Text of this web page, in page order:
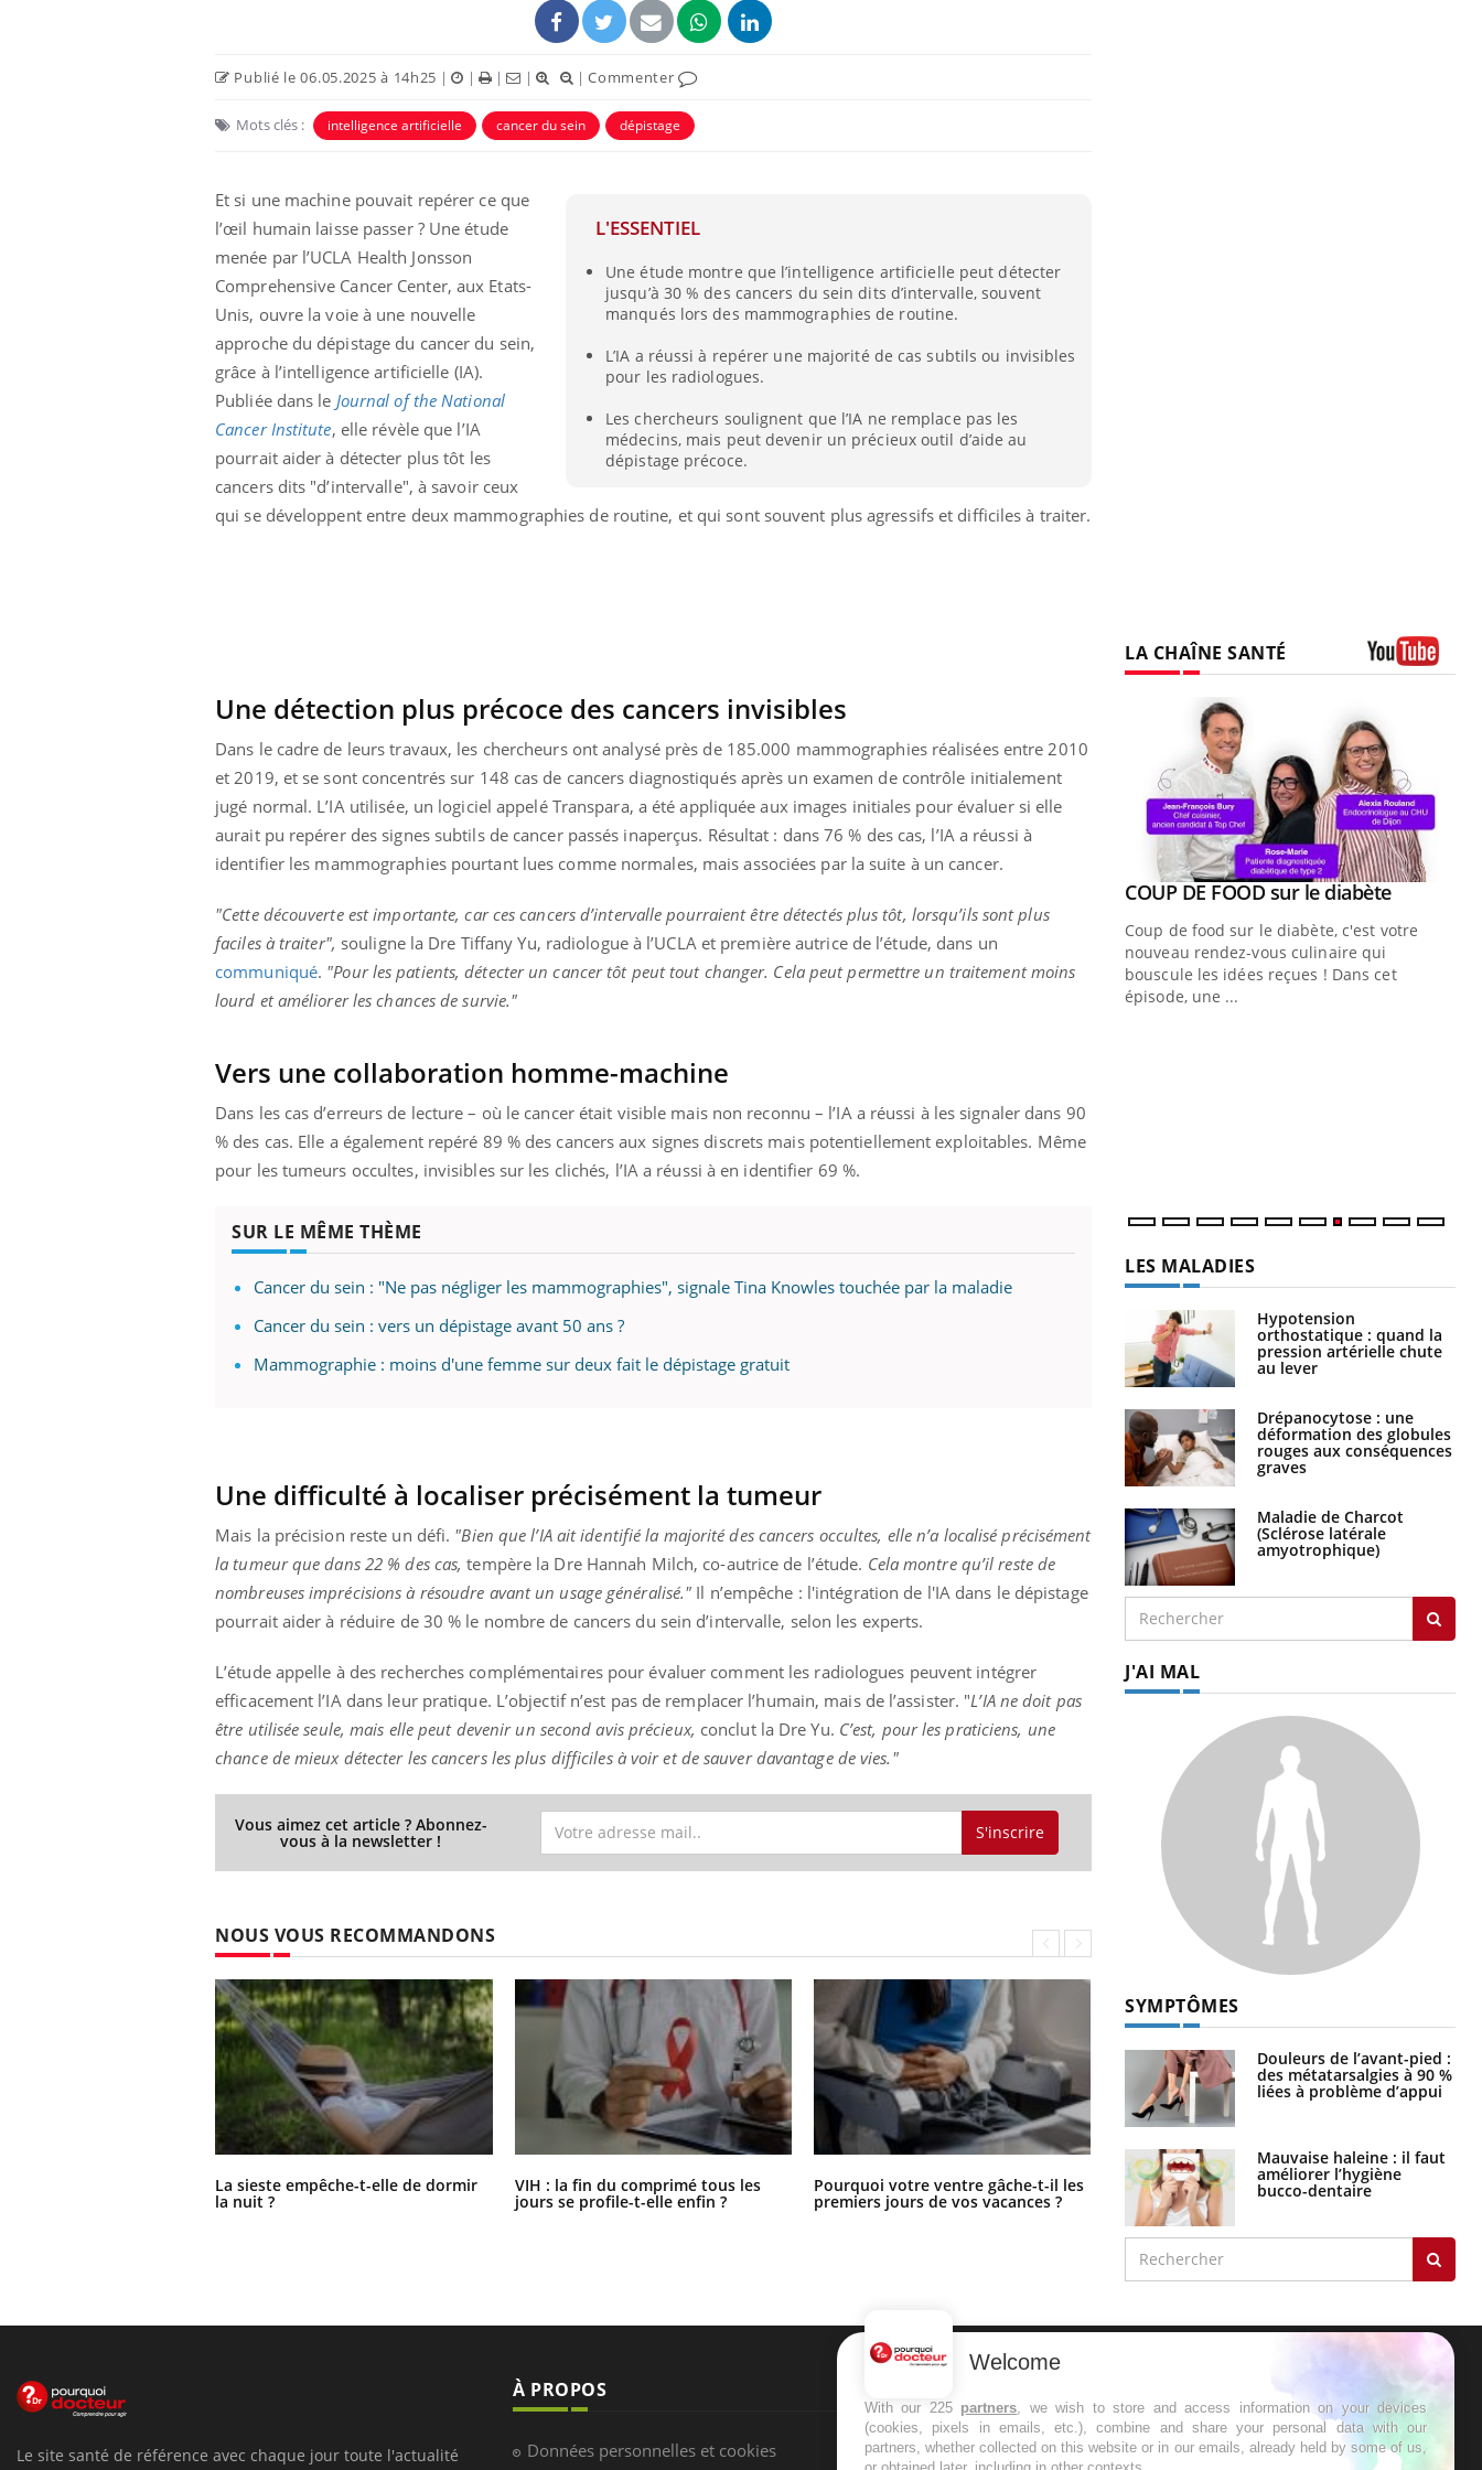
Publié le 06.05.2025 à 14h25 | | | | |Commenter
Mots clés : intelligence artificielle cancer du sein dépistage
L'ESSENTIEL
Une étude montre que l’intelligence artificielle peut détecter
jusqu’à 30 % des cancers du sein dits d’intervalle, souvent
manqués lors des mammographies de routine.
L’IA a réussi à repérer une majorité de cas subtils ou invisibles
pour les radiologues.
Les chercheurs soulignent que l’IA ne remplace pas les
médecins, mais peut devenir un précieux outil d’aide au
dépistage précoce.
Et si une machine pouvait repérer ce que
l’œil humain laisse passer ? Une étude
menée par l’UCLA Health Jonsson
Comprehensive Cancer Center, aux Etats-
Unis, ouvre la voie à une nouvelle
approche du dépistage du cancer du sein,
grâce à l’intelligence artificielle (IA).
Publiée dans le Journal of the National
Cancer Institute, elle révèle que l’IA
pourrait aider à détecter plus tôt les
cancers dits "d’intervalle", à savoir ceux
qui se développent entre deux mammographies de routine, et qui sont souvent plus agressifs et difficiles à traiter.
Une détection plus précoce des cancers invisibles
Dans le cadre de leurs travaux, les chercheurs ont analysé près de 185.000 mammographies réalisées entre 2010
et 2019, et se sont concentrés sur 148 cas de cancers diagnostiqués après un examen de contrôle initialement
jugé normal. L’IA utilisée, un logiciel appelé Transpara, a été appliquée aux images initiales pour évaluer si elle
aurait pu repérer des signes subtils de cancer passés inaperçus. Résultat : dans 76 % des cas, l’IA a réussi à
identifier les mammographies pourtant lues comme normales, mais associées par la suite à un cancer.
"Cette découverte est importante, car ces cancers d’intervalle pourraient être détectés plus tôt, lorsqu’ils sont plus
faciles à traiter", souligne la Dre Tiffany Yu, radiologue à l’UCLA et première autrice de l’étude, dans un
communiqué. "Pour les patients, détecter un cancer tôt peut tout changer. Cela peut permettre un traitement moins
lourd et améliorer les chances de survie."
Vers une collaboration homme-machine
Dans les cas d’erreurs de lecture – où le cancer était visible mais non reconnu – l’IA a réussi à les signaler dans 90
% des cas. Elle a également repéré 89 % des cancers aux signes discrets mais potentiellement exploitables. Même
pour les tumeurs occultes, invisibles sur les clichés, l’IA a réussi à en identifier 69 %.
SUR LE MÊME THÈME
Cancer du sein : "Ne pas négliger les mammographies", signale Tina Knowles touchée par la maladie
Cancer du sein : vers un dépistage avant 50 ans ?
Mammographie : moins d'une femme sur deux fait le dépistage gratuit
Une difficulté à localiser précisément la tumeur
Mais la précision reste un défi. "Bien que l’IA ait identifié la majorité des cancers occultes, elle n’a localisé précisément
la tumeur que dans 22 % des cas,tempère la Dre Hannah Milch, co-autrice de l’étude. Cela montre qu’il reste de
nombreuses imprécisions à résoudre avant un usage généralisé." Il n’empêche : l'intégration de l'IA dans le dépistage
pourrait aider à réduire de 30 % le nombre de cancers du sein d’intervalle, selon les experts.
L’étude appelle à des recherches complémentaires pour évaluer comment les radiologues peuvent intégrer
efficacement l’IA dans leur pratique. L’objectif n’est pas de remplacer l’humain, mais de l’assister. "L’IA ne doit pas
être utilisée seule, mais elle peut devenir un second avis précieux, conclut la Dre Yu. C’est, pour les praticiens, une
chance de mieux détecter les cancers les plus difficiles à voir et de sauver davantage de vies."
Vous aimez cet article ? Abonnez-
vous à la newsletter ! S'inscrire
NOUS VOUS RECOMMANDONS
La sieste empêche-t-elle de dormir
la nuit ?
VIH : la fin du comprimé tous les
jours se profile-t-elle enfin ?
Pourquoi votre ventre gâche-t-il les
premiers jours de vos vacances ?
Fortes chaleurs : pourquoi le risque
de noyade grimpe-t-il ?
LA CHAÎNE SANTÉ
préparer pour l’été !Youtube
L'été arrive… et avec lui, un tout nouveau
rythme de vie ! Vacances, plage, piscine,
soleil, activités en plein air… Nos mains
Le Ramadan approche, et, pour de
nombreuses personnes atteintes de
diabète, c'est une période de questions, de
défis, mais ...
faciliter l’accès à la médecine
préventiveYoutube
Un établissement lié à un groupe
Youtube
COUP DE FOOD sur le diabèteYoutube
Coup de food sur le diabète, c'est votre
nouveau rendez-vous culinaire qui
bouscule les idées reçues ! Dans cet
épisode, une ...
LES MALADIES
Hypotension
orthostatique : quand la
pression artérielle chute
au lever
Drépanocytose : une
déformation des globules
rouges aux conséquences
graves
Maladie de Charcot
(Sclérose latérale
amyotrophique)
J'AI MAL
SYMPTÔMES
Douleurs de l’avant-pied :
des métatarsalgies à 90 %
liées à problème d’appui
Mauvaise haleine : il faut
améliorer l’hygiène
bucco-dentaire
Le site santé de référence avec chaque jour toute l'actualité
À PROPOS
Données personnelles et cookies
Recevez toutes les semaines les meilleures
infos santé
Welcome
With our 225 partners, we wish to store and access information on your devices
(cookies, pixels in emails, etc.), combine and share your personal data with our
partners, whether collected on this website or in our emails, already held by some of us,